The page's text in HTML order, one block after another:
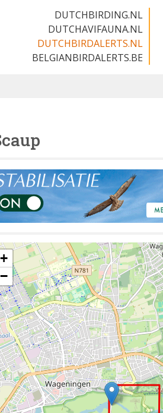
DUTCHBIRDING.NL
DUTCHAVIFAUNA.NL
DUTCHBIRDALERTS.NL
BELGIANBIRDALERTS.BE
+
−